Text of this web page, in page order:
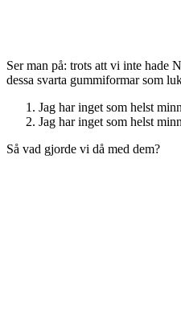
Ser man på: trots att vi inte hade
dessa svarta gummiformar som
Jag har inget som helst
Jag har inget som helst
Så vad gjorde vi då med dem?